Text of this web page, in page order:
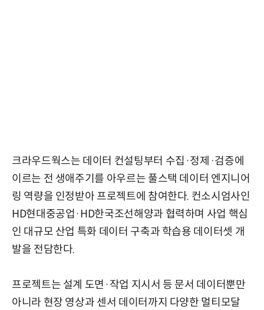
크라우드웍스는 데이터 컨설팅부터 수집·정제·검증에
이르는 전 생애주기를 아우르는 풀스택 데이터 엔지니어
링 역량을 인정받아 프로젝트에 참여한다. 컨소시엄사인
HD현대중공업·HD한국조선해양과 협력하며 사업 핵심
인 대규모 산업 특화 데이터 구축과 학습용 데이터셋 개
발을 전담한다.
프로젝트는 설계 도면·작업 지시서 등 문서 데이터뿐만
아니라 현장 영상과 센서 데이터까지 다양한 멀티모달